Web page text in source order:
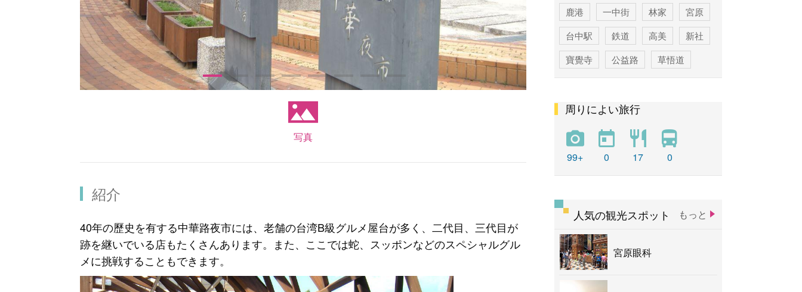
写真
紹介
40年の歷史を有する中華路夜市には、老舗の台湾B級グルメ屋台が多く、二代目、三代目が
跡を継いでいる店もたくさんあります。また、ここでは蛇、スッポンなどのスペシャルグル
メに挑戦することもできます。
鹿港
一中街 林家
宮原
台中駅
鉄道 高美
新社
寶覺寺
公益路
草悟道
彩虹
新社花海
周りによい旅行
99+ 0 17 0
人気の観光スポット もっと
宮原眼科